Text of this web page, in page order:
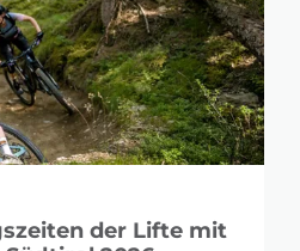
der Lifte mit